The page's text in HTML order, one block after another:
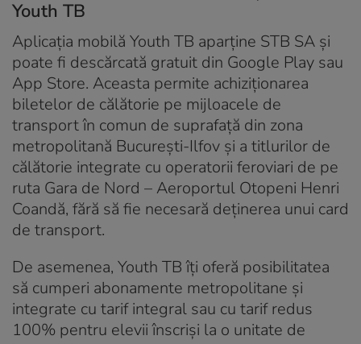
Youth TB
Aplicaţia mobilă Youth TB aparţine STB SA și
poate fi descărcată gratuit din Google Play sau
App Store. Aceasta permite achiziționarea
biletelor de călătorie pe mijloacele de
transport în comun de suprafață din zona
metropolitană București-Ilfov şi a titlurilor de
călătorie integrate cu operatorii feroviari de pe
ruta Gara de Nord – Aeroportul Otopeni Henri
Coandă, fără să fie necesară deținerea unui card
de transport.
De asemenea, Youth TB îți oferă posibilitatea
să cumperi abonamente metropolitane şi
integrate cu tarif integral sau cu tarif redus
100% pentru elevii înscriși la o unitate de